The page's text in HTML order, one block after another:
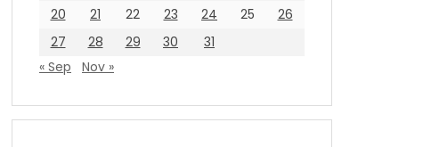
20
21 22 23 24 25
26
27
28 29 30
31
« Sep
Nov »